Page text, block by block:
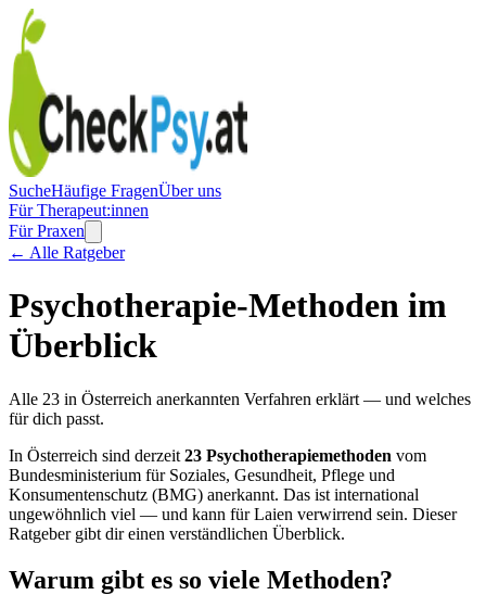
SucheHäufige FragenÜber uns
Für Therapeut:innen
Für Praxen
← Alle Ratgeber
Psychotherapie-Methoden im
Überblick
Alle 23 in Österreich anerkannten Verfahren erklärt — und welches
für dich passt.
In Österreich sind derzeit 23 Psychotherapiemethoden vom
Bundesministerium für Soziales, Gesundheit, Pflege und
Konsumentenschutz (BMG) anerkannt. Das ist international
ungewöhnlich viel — und kann für Laien verwirrend sein. Dieser
Ratgeber gibt dir einen verständlichen Überblick.
Warum gibt es so viele Methoden?